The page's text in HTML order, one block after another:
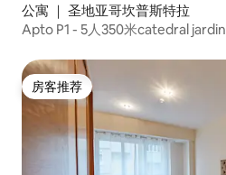
公寓 ｜ 圣地亚哥坎普斯特拉
Apto P1 - 5人350米catedral jardin
房客推荐
房客推荐